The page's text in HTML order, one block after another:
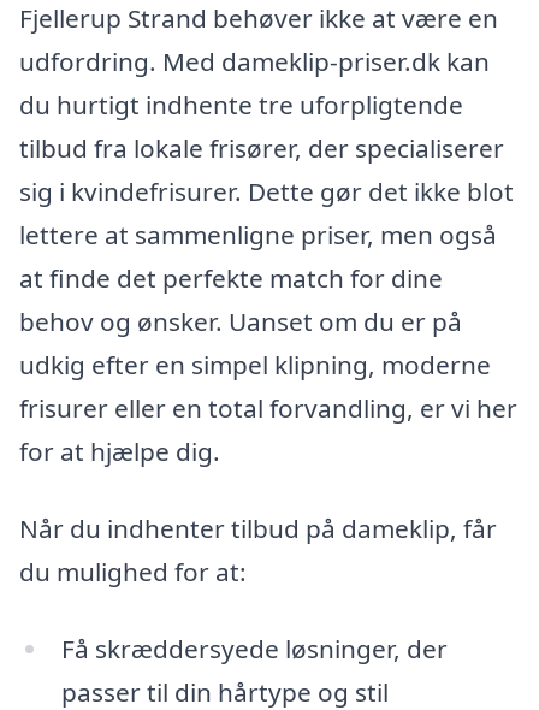
Fjellerup Strand behøver ikke at være en
udfordring. Med dameklip-priser.dk kan
du hurtigt indhente tre uforpligtende
tilbud fra lokale frisører, der specialiserer
sig i kvindefrisurer. Dette gør det ikke blot
lettere at sammenligne priser, men også
at finde det perfekte match for dine
behov og ønsker. Uanset om du er på
udkig efter en simpel klipning, moderne
frisurer eller en total forvandling, er vi her
for at hjælpe dig.
Når du indhenter tilbud på dameklip, får
du mulighed for at:
Få skræddersyede løsninger, der
passer til din hårtype og stil